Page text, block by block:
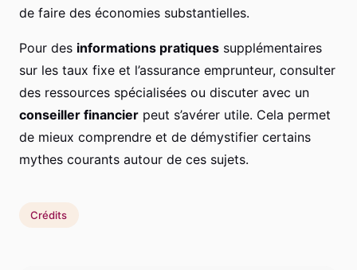
de faire des économies substantielles.
Pour des informations pratiques supplémentaires
sur les taux fixe et l’assurance emprunteur, consulter
des ressources spécialisées ou discuter avec un
conseiller financier peut s’avérer utile. Cela permet
de mieux comprendre et de démystifier certains
mythes courants autour de ces sujets.
Crédits